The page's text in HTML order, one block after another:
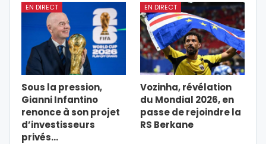
EN DIRECT
Sous la pression,
Gianni Infantino
renonce à son projet
d’investisseurs
privés…
EN DIRECT
Vozinha, révélation
du Mondial 2026, en
passe de rejoindre la
RS Berkane